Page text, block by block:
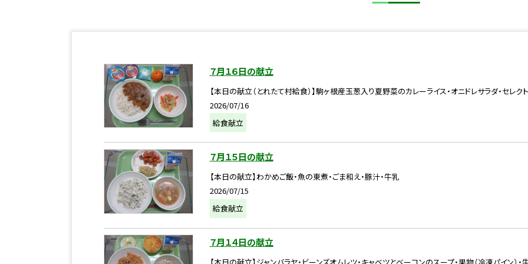
７月１６日の献立
【本日の献立（とれたて村給食）】駒ヶ根産玉葱入り夏野菜のカレーライス・オニドレサラダ・セレク
2026/07/16
給食献立
７月１５日の献立
【本日の献立】わかめご飯・魚の東煮・ごま和え・豚汁・牛乳
2026/07/15
給食献立
７月１４日の献立